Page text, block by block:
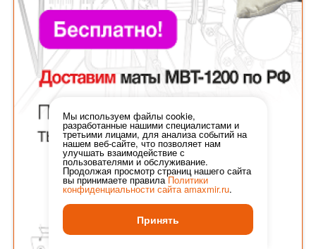
Мы используем файлы cookie,
разработанные нашими специалистами и
третьими лицами, для анализа событий на
нашем веб-сайте, что позволяет нам
улучшать взаимодействие с
пользователями и обслуживание.
Продолжая просмотр страниц нашего сайта
вы принимаете правилаПолитики
конфиденциальности сайта amaxmir.ru.
Принять